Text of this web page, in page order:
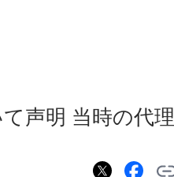
声明 当時の代理